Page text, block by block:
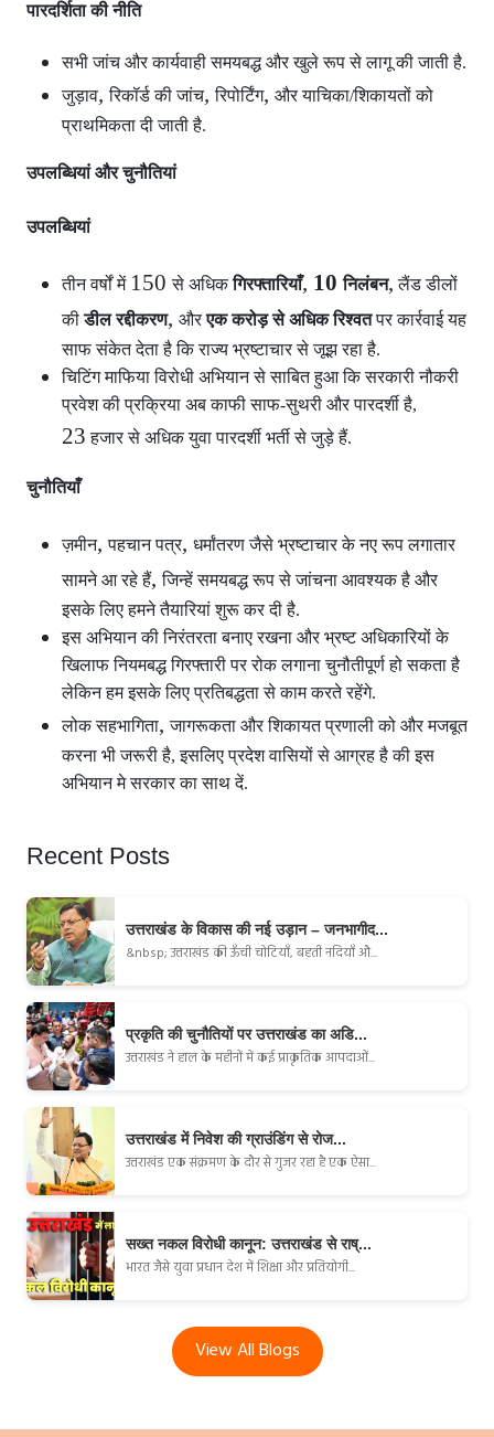
पारदर्शिता की नीति
सभी जांच और कार्यवाही समयबद्ध और खुले रूप से लागू की जाती है.
जुड़ाव,रिकॉर्ड की जांच,रिपोर्टिंग, और याचिका/शिकायतों को
प्राथमिकता दी जाती है.
उपलब्धियां और चुनौतियां
उपलब्धियां
तीन वर्षों में 150से अधिकगिरफ्तारियाँ, 10निलंबन, लैंड डीलों
की डील रद्दीकरण, और एक करोड़ से अधिक रिश्वत पर कार्रवाई यह
साफ संकेत देता है कि राज्य भ्रष्टाचार से जूझ रहा है.
चिटिंग माफिया विरोधी अभियान से साबित हुआ कि सरकारी नौकरी
प्रवेश की प्रक्रिया अब काफी साफ-सुथरी और पारदर्शी है,
23 हजार से अधिक युवा पारदर्शी भर्ती से जुड़े हैं.
चुनौतियाँ
ज़मीन,पहचान पत्र, धर्मांतरण जैसे भ्रष्टाचार के नए रूप लगातार
सामने आ रहे हैं,जिन्हें समयबद्ध रूप से जांचना आवश्यक है और
इसके लिए हमने तैयारियां शुरू कर दी है.
इस अभियान की निरंतरता बनाए रखना और भ्रष्ट अधिकारियों के
खिलाफ नियमबद्ध गिरफ्तारी पर रोक लगाना चुनौतीपूर्ण हो सकता है
लेकिन हम इसके लिए प्रतिबद्धता से काम करते रहेंगे.
लोक सहभागिता,जागरूकता और शिकायत प्रणाली को और मजबूत
करना भी जरूरी है, इसलिए प्रदेश वासियों से आग्रह है की इस
अभियान मे सरकार का साथ दें.
Recent Posts
उत्तराखंड के विकास की नई उड़ान – जनभागीद...
&nbsp; उत्तराखंड की ऊँची चोटियाँ, बहती नदियाँ औ...
प्रकृति की चुनौतियों पर उत्तराखंड का अडि...
उत्तराखंड ने हाल के महीनों में कई प्राकृतिक आपदाओं...
उत्तराखंड में निवेश की ग्राउंडिंग से रोज...
उत्तराखंड एक संक्रमण के दौर से गुजर रहा है एक ऐसा...
सख्त नकल विरोधी कानून: उत्तराखंड से राष्...
भारत जैसे युवा प्रधान देश में शिक्षा और प्रतियोगी...
View All Blogs